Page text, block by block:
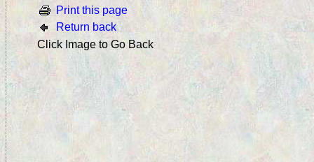
Print this page
Return back
Click Image to Go Back